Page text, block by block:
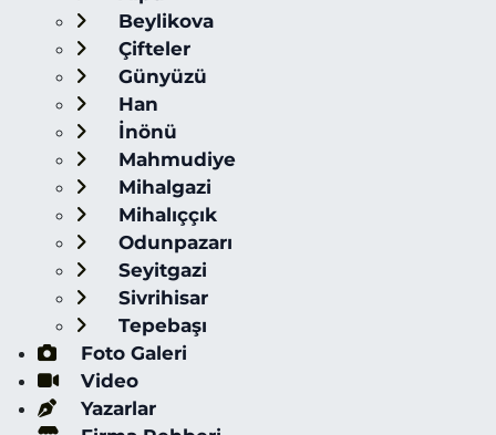
Beylikova
Çifteler
Günyüzü
Han
İnönü
Mahmudiye
Mihalgazi
Mihalıççık
Odunpazarı
Seyitgazi
Sivrihisar
Tepebaşı
Foto Galeri
Video
Yazarlar